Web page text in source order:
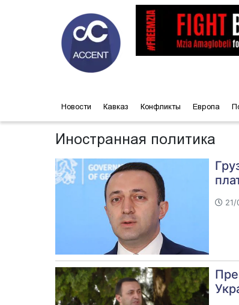
Новости Кавказ Конфликты Европа
Иностранная политика
21/